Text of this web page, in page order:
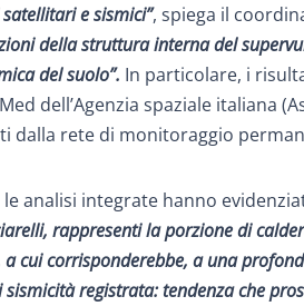
e sismici”, spiega il
della struttura interna del
del suolo”. In particolare, i
dell’Agenzia spaziale italiana
dalla rete di monitoraggio
analisi integrate hanno
rappresenti la porzione di
cui corrisponderebbe, a una
registrata: tendenza che